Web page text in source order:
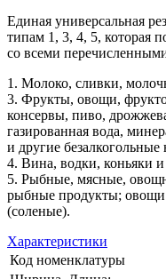
Единая универсальная
типам 1, 3, 4, 5, которая
со всеми
1. Молоко, сливки,
3. Фрукты, овощи,
консервы, пиво,
газированная вода,
и другие безалкогольные
4. Вина, водки, коньяки
5. Рыбные, мясные,
рыбные продукты;
(соленые).
Характеристики
Код номенклатуры